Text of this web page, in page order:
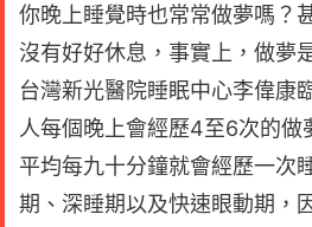
你晚上睡覺時也常常做夢嗎？
沒有好好休息，事實上，做夢
台灣新光醫院睡眠中心李偉康
人每個晚上會經歷4至6次的做
平均每九十分鐘就會經歷一次
期、深睡期以及快速眼動期，